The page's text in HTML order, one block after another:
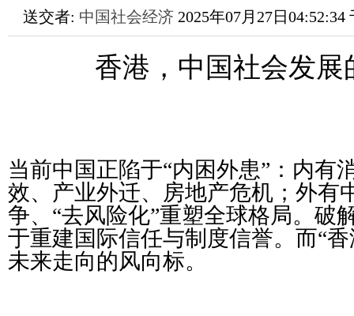
送交者: 中国社会经济 2025年07月27日
香港，中国社会发展
当前中国正陷于“内困外患”：内有
效、产业外迁、房地产危机；外有
争、“去风险化”重塑全球格局。破
于重建国际信任与制度信誉。而“
未来走向的风向标。